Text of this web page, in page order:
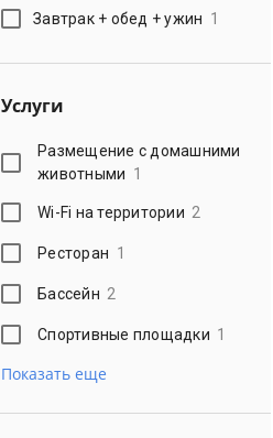
Завтрак + обед + ужин 1
Услуги
Размещение с домашними
животными 1
Wi-Fi на территории 2
Ресторан 1
Бассейн 2
Спортивные площадки 1
Показать еще